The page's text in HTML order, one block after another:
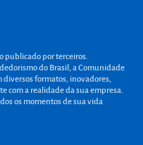
publicado por terceiros.
do Brasil, a Comunidade
diversos formatos, inovadores,
com a realidade da sua empresa.
os momentos de sua vida